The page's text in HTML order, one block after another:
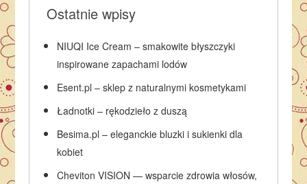
Ostatnie wpisy
NIUQI Ice Cream – smakowite błyszczyki
inspirowane zapachami lodów
Esent.pl – sklep z naturalnymi kosmetykami
Ładnotki – rękodzieło z duszą
Besima.pl – eleganckie bluzki i sukienki dla
kobiet
Cheviton VISION — wsparcie zdrowia włosów,